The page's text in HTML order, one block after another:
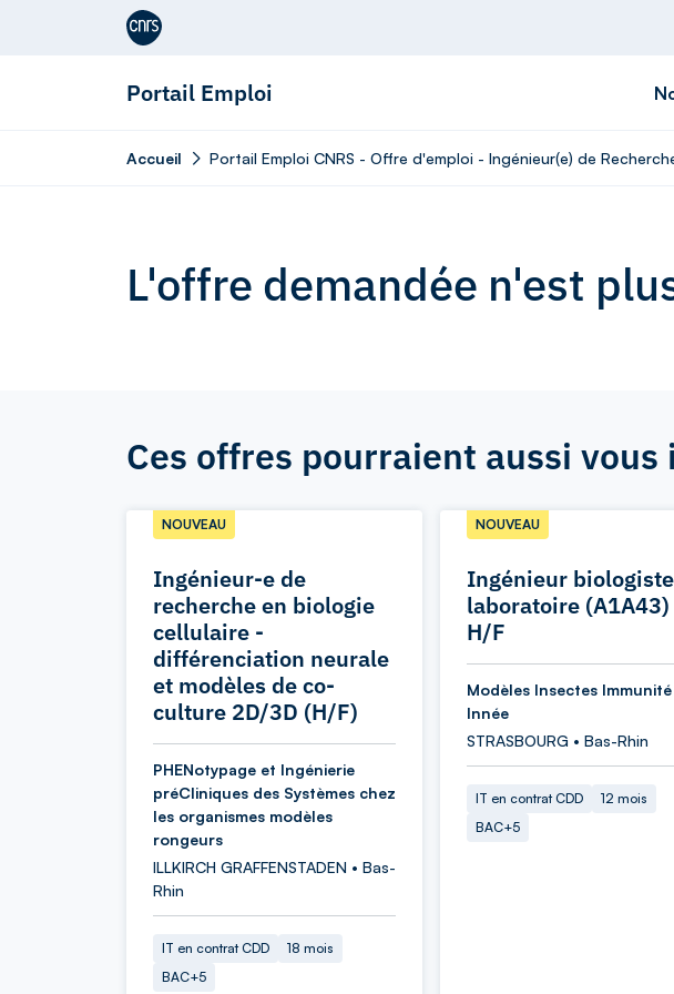
Aller au contenu
Portail Emploi
Accueil Portail Emploi CNRS - Offre d'emploi - Ingénieur(e) de
L'offre demandée n'est
Ces offres pourraient aussi vous
Ingénieur-e de
recherche en biologie
cellulaire -
différenciation neurale
et modèles de co-
culture 2D/3D (H/F)
NOUVEAU
PHENotypage et Ingénierie
préCliniques des Systèmes chez
les organismes modèles
rongeurs
ILLKIRCH GRAFFENSTADEN • Bas-
Rhin
IT en contrat CDD
18 mois
BAC+5
Ingénieur
laboratoire (A1A43)
H/F
NOUVEAU
Modèles Insectes Immunité
Innée
STRASBOURG • Bas-Rhin
IT en contrat CDD
12 mois
BAC+5